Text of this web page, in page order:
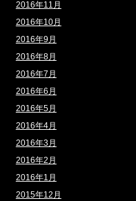
2016年11月
2016年10月
2016年9月
2016年8月
2016年7月
2016年6月
2016年5月
2016年4月
2016年3月
2016年2月
2016年1月
2015年12月